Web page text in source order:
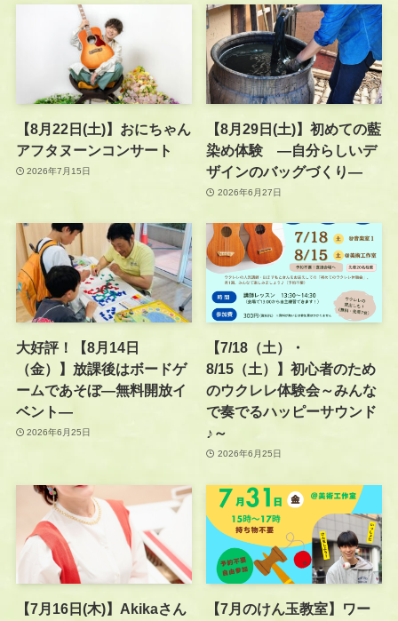
【8月22日(土)】おにちゃん
アフタヌーンコンサート
2026年7月15日
【8月29日(土)】初めての藍
染め体験 —自分らしいデ
ザインのバッグづくり—
2026年6月27日
大好評！【8月14日
（金）】放課後はボードゲ
ームであそぼ―無料開放イ
ベント―
2026年6月25日
【7/18（土）・
8/15（土）】初心者のため
のウクレレ体験会～みんな
で奏でるハッピーサウンド
♪～
2026年6月25日
【7月16日(木)】Akikaさん
【7月のけん玉教室】ワー